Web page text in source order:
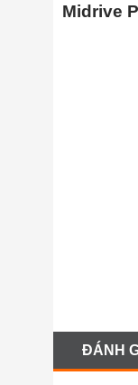
Midrive
ĐÁNH